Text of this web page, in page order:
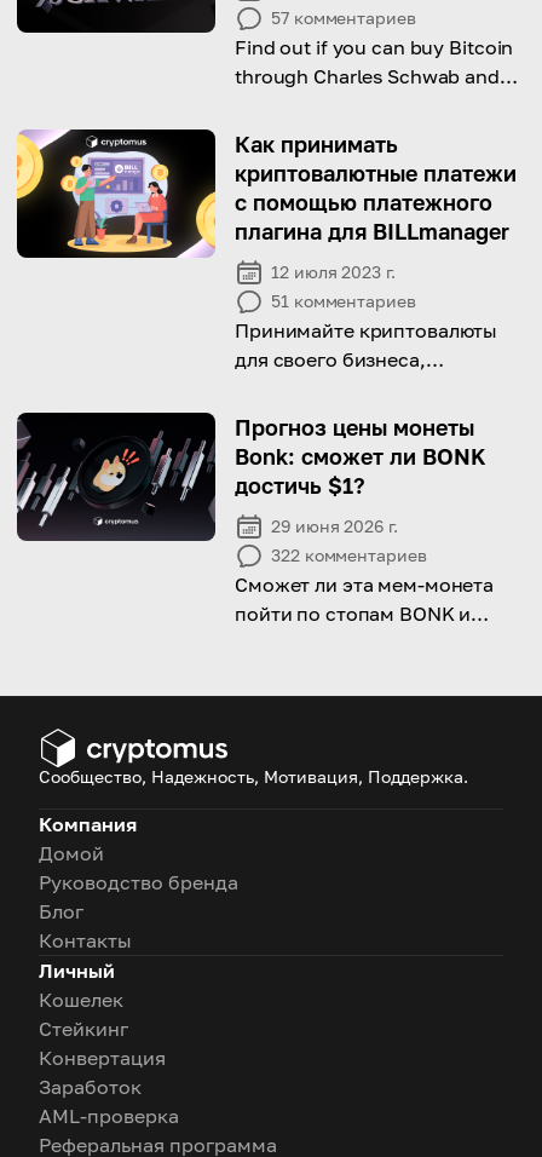
57 комментариев
Find out if you can buy Bitcoin
through Charles Schwab and
Как принимать
криптовалютные платежи
с помощью платежного
плагина для BILLmanager
12 июля 2023 г.
51 комментариев
Принимайте криптовалюты
для своего бизнеса,
BILLmanager на свой сайт.
Прогноз цены монеты
Bonk: сможет ли BONK
достичь $1?
29 июня 2026 г.
322 комментариев
Сможет ли эта мем-монета
пойти по стопам BONK и
Сообщество, Надежность, Мотивация, Поддержка.
Компания
Домой
Руководство бренда
Блог
Контакты
Личный
Кошелек
Стейкинг
Конвертация
Заработок
AML-проверка
Реферальная программа